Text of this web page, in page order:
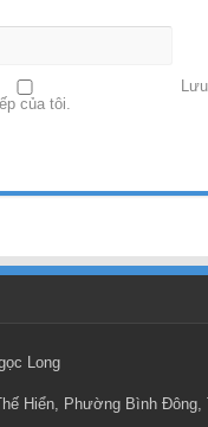
của tôi.
Long
Hiển, Phường Bình Đông,